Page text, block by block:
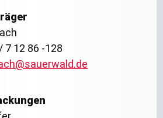
7 12 86 -128